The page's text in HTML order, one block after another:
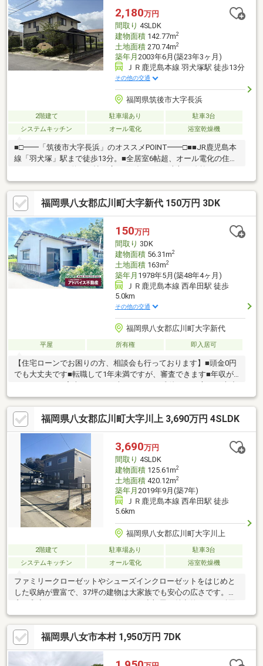
2,180万円
間取り 4SLDK
建物面積142.77m2
土地面積270.74m2
築年月 2003年6月(築23年3ヶ月)
ＪＲ鹿児島本線 羽犬塚駅 徒歩13分
その他の交通
福岡県筑後市大字長浜
2階建て 駐車場あり
駐車3台
システムキッチン
オール電化 浴室乾燥機
■□━━「筑後市大字長浜」のオススメPOINT━━□■■JR鹿児島本
線「羽犬塚」駅まで徒歩13分。■全居室6帖超、オール電化の住ま
■対面式キッチンのため、 リビングで過ごすお子様を見守りな
がら料理ができます。■浴室暖房乾燥機や食器洗乾燥機など設備
充実。■洗面所・浴室・トイレには窓が設けられています。■ウォ
ークインクローゼット・物入など、豊富な収納も魅力です。■周
辺環境・ファミリーマート筑後東山ノ井店まで徒歩3分(約
200m)・サニーちくご店まで徒歩6分(約480m)・筑後市立筑後小学
校まで徒歩3分(約240m)
福岡県八女郡広川町大字新代 150万円 3DK
150万円
間取り 3DK
建物面積56.31m2
土地面積163m2
築年月 1978年5月(築48年4ヶ月)
ＪＲ鹿児島本線 西牟田駅 徒歩
5.0km
その他の交通
福岡県八女郡広川町大字新代
平屋 所有権 即入居可
【住宅ローンでお困りの方、相談会も行っております】■頭金0円
でも大丈夫です■転職して1年未満ですが、審査できます■年収が
210万円～でも審査できます■車のローンの残債がある方でも大丈
夫■自営業でも家は買えます■シングルマザーでも家は買えます■
他の不動産屋で審査を断れても1度相談してください初めてのマイ
ホーム探しでお得情報お教え致します・不動産購入時にかかる税
金・住宅ローンの控除と手続き・諸経費のご説明※住宅ローンア
ドバイザーが丁寧に貴方様のマイホーム実現を幅広くサポート致
します！まだ借入が残っている方・すでに持家をお持ちの方、ど
んな事でもご相談下さい！
福岡県八女郡広川町大字川上 3,690万円 4SLDK
3,690万円
間取り 4SLDK
建物面積125.61m2
土地面積420.12m2
築年月 2019年9月(築7年)
ＪＲ鹿児島本線 西牟田駅 徒歩
5.6km
福岡県八女郡広川町大字川上
2階建て 駐車場あり
駐車3台
システムキッチン
オール電化 浴室乾燥機
ファミリークローゼットやシューズインクローゼットをはじめと
した収納が豊富で、37坪の建物は大家族でも安心の広さです。書
年数の長い軽量鉄骨造なので、長く住み続けたい方にもおすすめ
です！広川町で広い戸建てをお探しの方は、ぜひ一度ご覧くださ
い♪
福岡県八女市本村 1,950万円 7DK